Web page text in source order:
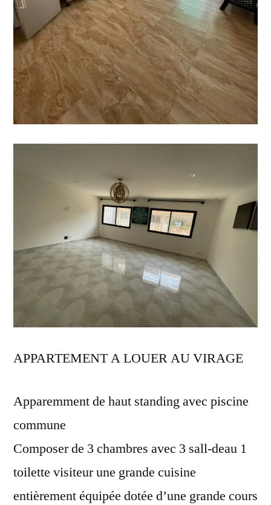
APPARTEMENT A LOUER AU VIRAGE
Apparemment de haut standing avec piscine
commune
Composer de 3 chambres avec 3 sall-deau 1
toilette visiteur une grande cuisine
entièrement équipée dotée d’une grande cours